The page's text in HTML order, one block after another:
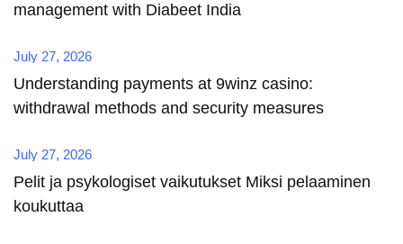
management with Diabeet India
July 27, 2026
Understanding payments at 9winz casino:
withdrawal methods and security measures
July 27, 2026
Pelit ja psykologiset vaikutukset Miksi pelaaminen
koukuttaa